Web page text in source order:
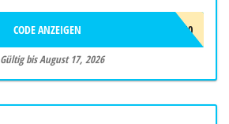
SOMMER10
CODE ANZEIGEN
Gültig bis August 17, 2026